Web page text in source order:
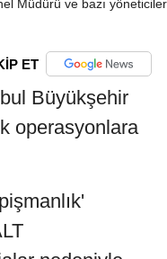
ET
Büyükşehir
operasyonlara